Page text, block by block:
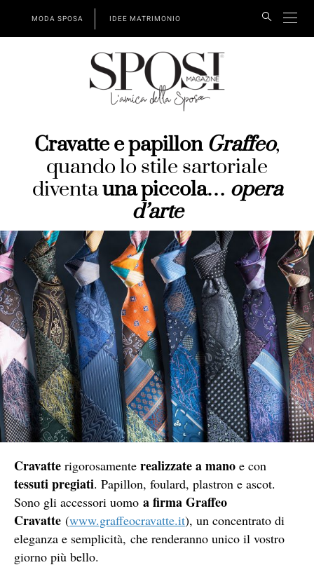
MODA SPOSA IDEE MATRIMONIO
Cravatte e papillon Graffeo,
quando lo stile sartoriale
diventauna piccola… opera
d’arte
Cravatte rigorosamente realizzate a mano e con
tessuti pregiati. Papillon, foulard, plastron e ascot.
Sono gli accessori uomo a firma Graffeo
Cravatte (www.graffeocravatte.it), un concentrato di
eleganza e semplicità, che renderanno unico il vostro
giorno più bello.